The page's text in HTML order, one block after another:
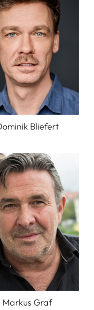
Bliefert
Markus Graf